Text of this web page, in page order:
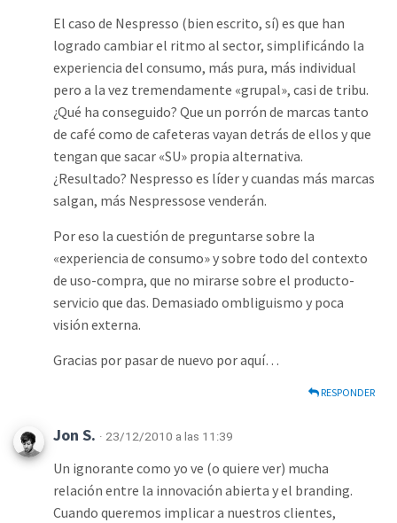
El caso de Nespresso (bien escrito, sí) es que han
logrado cambiar el ritmo al sector, simplificándo la
experiencia del consumo, más pura, más individual
pero a la vez tremendamente «grupal», casi de tribu.
¿Qué ha conseguido? Que un porrón de marcas tanto
de café como de cafeteras vayan detrás de ellos y que
tengan que sacar «SU» propia alternativa.
¿Resultado? Nespresso es líder y cuandas más marcas
salgan, más Nespressose venderán.
Por eso la cuestión de preguntarse sobre la
«experiencia de consumo» y sobre todo del contexto
de uso-compra, que no mirarse sobre el producto-
servicio que das. Demasiado ombliguismo y poca
visión externa.
Gracias por pasar de nuevo por aquí…
RESPONDER
Jon S. · 23/12/2010 a las 11:39
Un ignorante como yo ve (o quiere ver) mucha
relación entre la innovación abierta y el branding.
Cuando queremos implicar a nuestros clientes,